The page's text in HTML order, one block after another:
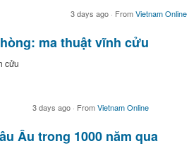
3 days ago · FromVietnam Online
ma thuật vĩnh cửu
cửu
3 days ago · FromVietnam Online
Âu trong 1000 năm qua